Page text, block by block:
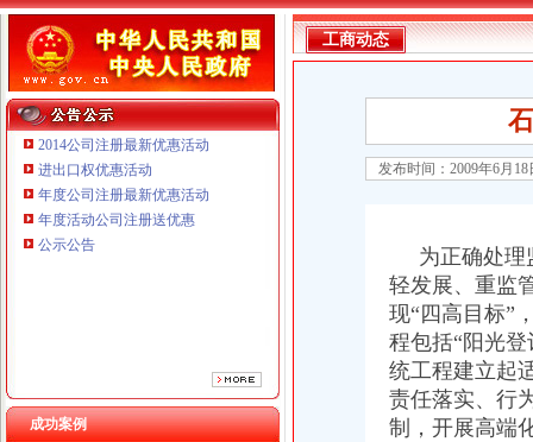
本站导航
2014公司注册最新优惠活动
进出口权优惠活动
年度公司注册最新优惠活动
年度活动公司注册送优惠
公示公告
成功案例
重庆奕欣锦诚商贸有限公司 渝九50万 （工商注册）
重庆信同广告有限公司 渝沙50万 （工商注册）
重庆三虹房地产营销策划有限公司
工商动态
发布时间：2009年6月
为正确处理
轻发展、重监
现“四高目标”
程包括“阳光登
统工程建立起
责任落实、行
制，开展高端